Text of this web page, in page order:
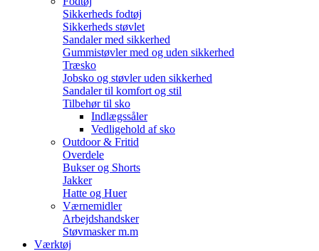
Sikkerheds fodtøj
Sikkerheds støvlet
Sandaler med sikkerhed
Gummistøvler med og uden sikkerhed
Træsko
Jobsko og støvler uden sikkerhed
Sandaler til komfort og stil
Tilbehør til sko
Indlægssåler
Vedligehold af sko
Outdoor & Fritid
Overdele
Bukser og Shorts
Jakker
Hatte og Huer
Værnemidler
Arbejdshandsker
Støvmasker m.m
Værktøj